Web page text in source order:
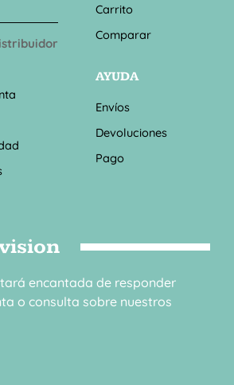
Carrito
Comparar
AYUDA
Envíos
Devoluciones
Pago
encantada de responder
o consulta sobre nuestros